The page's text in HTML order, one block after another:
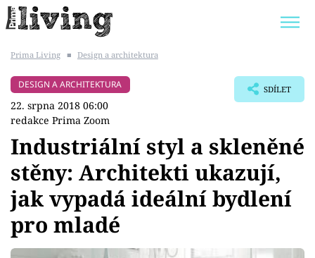
BYDLENÍ SLAVNÝCH
ZAHRADA
Témata
Bydlení
Zahrada
Prima Living ■ Design a architektura
DESIGN A ARCHITEKTURA
22. srpna 2018 06:00
redakce Prima Zoom
SDÍLET
Industriální styl a skleněné
stěny: Architekti ukazují,
jak vypadá ideální bydlení
pro mladé